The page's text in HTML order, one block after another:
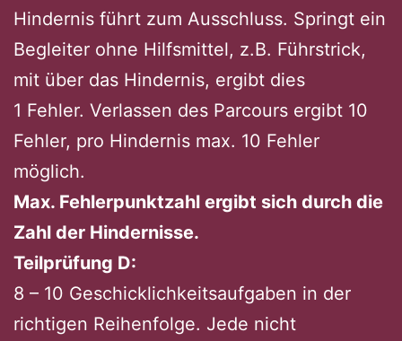
Hindernis führt zum Ausschluss. Springt ein
Begleiter ohne Hilfsmittel, z.B. Führstrick,
mit über das Hindernis, ergibt dies
1 Fehler. Verlassen des Parcours ergibt 10
Fehler, pro Hindernis max. 10 Fehler
möglich.
Max. Fehlerpunktzahl ergibt sich durch die
Zahl der Hindernisse.
Teilprüfung D:
8 – 10 Geschicklichkeitsaufgaben in der
richtigen Reihenfolge. Jede nicht